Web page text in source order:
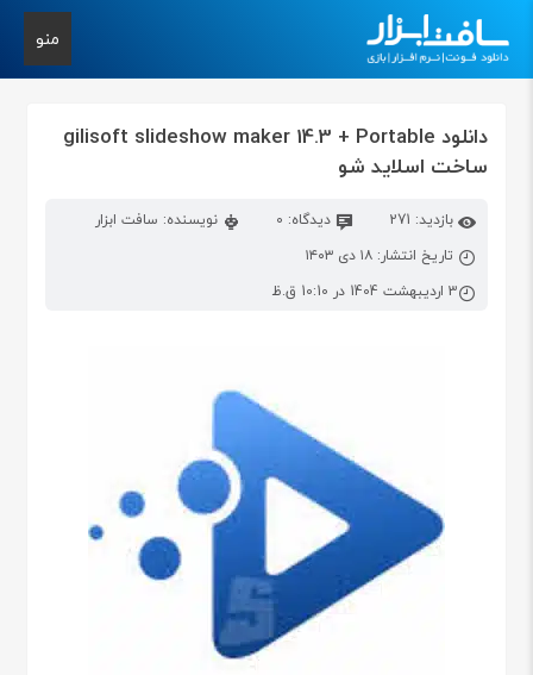
منو
دانلود gilisoft slideshow maker 14.3 + Portable
ساخت اسلاید شو
بازدید: 271 دیدگاه: 0
نویسنده: سافت ابزار
تاریخ انتشار: ۱۸ دی ۱۴۰۳
3 اردیبهشت 1404 در 10:10 ق.ظ